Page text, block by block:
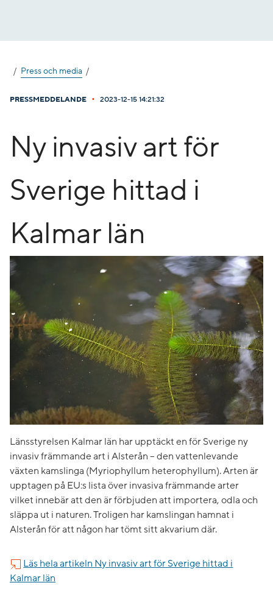
Press och media
PRESSMEDDELANDE • 2023-12-15 14:21:32
Ny invasiv art för
Sverige hittad i
Kalmar län
Länsstyrelsen Kalmar län har upptäckt en för Sverige ny
invasiv främmande art i Alsterån – den vattenlevande
växten kamslinga (Myriophyllum heterophyllum). Arten är
upptagen på EU:s lista över invasiva främmande arter
vilket innebär att den är förbjuden att importera, odla och
släppa ut i naturen. Troligen har kamslingan hamnat i
Alsterån för att någon har tömt sitt akvarium där.
Läs hela artikeln Ny invasiv art för Sverige hittad i
Kalmar län